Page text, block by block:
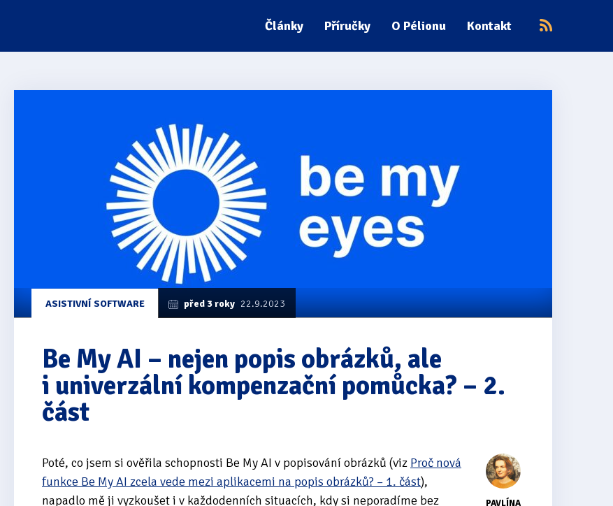
Články Příručky O Pélionu Kontakt
ASISTIVNÍ SOFTWARE před 3 roky 22.9.2023
Be My AI – nejen popis obrázků, ale
i univerzální kompenzační pomůcka? – 2.
část
PAVLÍNA
Poté, co jsem si ověřila schopnosti Be My AI v popisování obrázků (viz Proč nová
funkce Be My AI zcela vede mezi aplikacemi na popis obrázků? – 1. část),
napadlo mě ji vyzkoušet i v každodenních situacích, kdy si neporadíme bez